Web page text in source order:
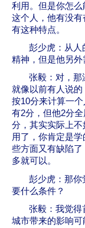
利用。但是你怎
这个人，他有没
有这种特点。
彭少虎：从人
精神，但是他另外
张毅：对，那
就像以前有人说
按10分来计算一
有2分，但他2分全
分，其实实际上不
用了，你肯定是
些方面又有缺陷
多就可以。
彭少虎：那你
要什么条件？
张毅：我觉得
城市带来的影响